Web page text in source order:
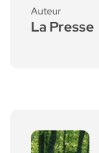
Auteur
La Presse